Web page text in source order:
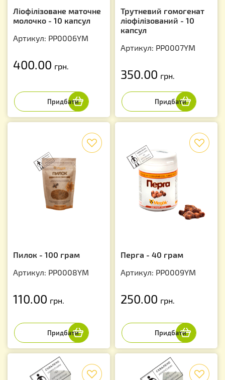
Ліофілізоване маточне
молочко - 10 капсул
Артикул: PP0006YM
400.00 грн.
Трутневий гомогенат
ліофілізований - 10
капсул
Артикул: PP0007YM
350.00 грн.
Пилок - 100 грам
Артикул: PP0008YM
110.00 грн.
Перга - 40 грам
Артикул: PP0009YM
250.00 грн.